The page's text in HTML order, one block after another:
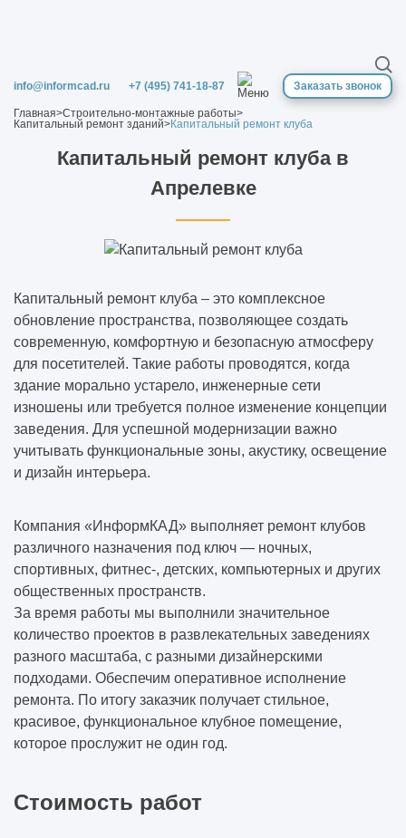
info@informcad.ru +7 (495) 741-18-87 Заказать звонок
Главная>Строительно-монтажные работы>
Капитальный ремонт зданий>Капитальный ремонт клуба
Капитальный ремонт клуба в
Апрелевке
Капитальный ремонт клуба – это комплексное
обновление пространства, позволяющее создать
современную, комфортную и безопасную атмосферу
для посетителей. Такие работы проводятся, когда
здание морально устарело, инженерные сети
изношены или требуется полное изменение концепции
заведения. Для успешной модернизации важно
учитывать функциональные зоны, акустику, освещение
и дизайн интерьера.
Компания «ИнформКАД» выполняет ремонт клубов
различного назначения под ключ — ночных,
спортивных, фитнес-, детских, компьютерных и других
общественных пространств.
За время работы мы выполнили значительное
количество проектов в развлекательных заведениях
разного масштаба, с разными дизайнерскими
подходами. Обеспечим оперативное исполнение
ремонта. По итогу заказчик получает стильное,
красивое, функциональное клубное помещение,
которое прослужит не один год.
Стоимость работ